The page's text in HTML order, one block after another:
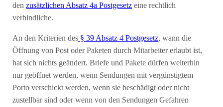
denzusätzlichen Absatz 4a Postgesetz eine rechtlich
verbindliche.
An den Kriterien des § 39 Absatz 4 Postgesetz, wann die
Öffnung von Post oder Paketen durch Mitarbeiter erlaubt ist,
hat sich nichts geändert. Briefe und Pakete dürfen weiterhin
nur geöffnet werden, wenn Sendungen mit vergünstigtem
Porto verschickt werden, wenn sie beschädigt oder nicht
zustellbar sind oder wenn von den Sendungen Gefahren